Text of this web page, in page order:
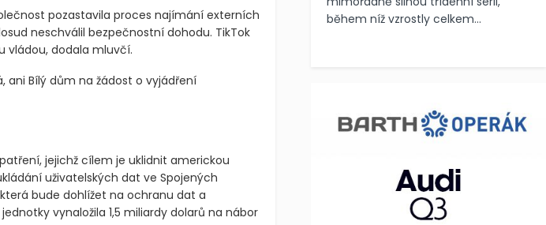
pozastavila proces najímání externích
neschválil bezpečnostní dohodu. TikTok
vládou, dodala mluvčí.
ani Bílý dům na žádost o vyjádření
jejichž cílem je uklidnit americkou
uživatelských dat ve Spojených
bude dohlížet na ochranu dat a
vynaložila 1,5 miliardy dolarů na nábor
během níž vzrostly celkem...